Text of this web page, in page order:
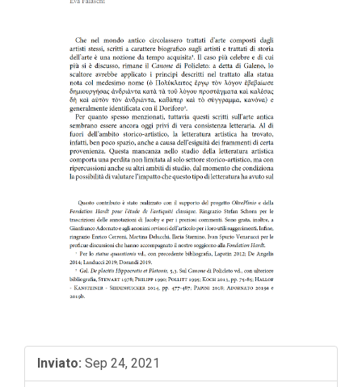
Inviato: Sep 24, 2021